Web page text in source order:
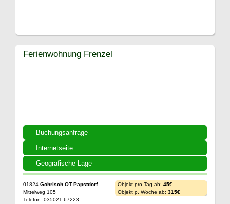
Buchungsanfrage
Internetseite
Geografische Lage
Ferienwohnung Frenzel
01824 Gohrisch OT Papstdorf
Mittelweg 105
Telefon: 035021 67223
Objekt pro Tag ab: 45€
Objekt p. Woche ab: 315€